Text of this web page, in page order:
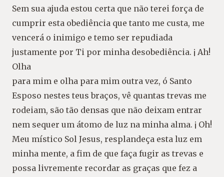
Sem sua ajuda estou certa que não terei força de
cumprir esta obediência que tanto me custa, me
vencerá o inimigo e temo ser repudiada
justamente por Ti por minha desobediência. ¡ Ah!
Olha
para mim e olha para mim outra vez, ó Santo
Esposo nestes teus braços, vê quantas trevas me
rodeiam, são tão densas que não deixam entrar
nem sequer um átomo de luz na minha alma. ¡ Oh!
Meu místico Sol Jesus, resplandeça esta luz em
minha mente, a fim de que faça fugir as trevas e
possa livremente recordar as graças que fez a